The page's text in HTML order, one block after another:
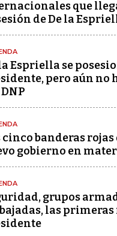
que
de De la
Espriella se
pero aún no
cinco banderas rojas
gobierno en
grupos
las